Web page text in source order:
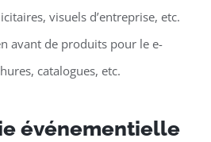
visuels d’entreprise, etc.
avant de produits pour le e-
catalogues, etc.
événementielle